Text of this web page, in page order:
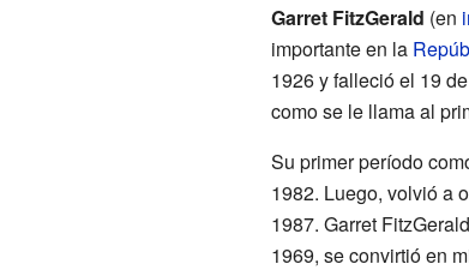
Garret FitzGerald (en
importante en la
1926 y falleció el 19
como se le llama al
Su primer período
1982. Luego, volvió a
1987. Garret
1969, se convirtió en